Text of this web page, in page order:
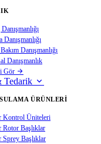
Danışmanlığı
Danışmanlığı
Danışmanlık
Gör
Tedarik
ÜRÜNLERI
Kontrol Üniteleri
Rotor Başlıklar
Sprey Başlıklar